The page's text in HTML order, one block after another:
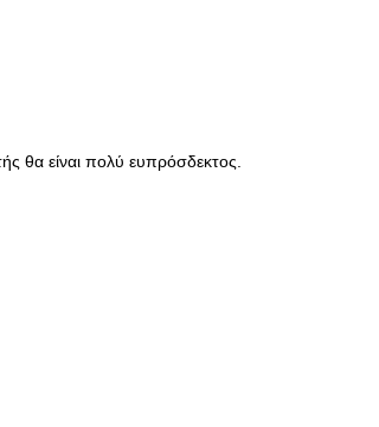
θα είναι πολύ ευπρόσδεκτος.